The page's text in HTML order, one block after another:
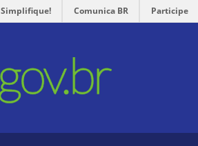
Simplifique! Comunica BR Participe